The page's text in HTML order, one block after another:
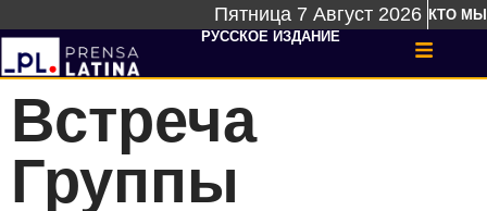
Пятница 7 Август 2026 КТО МЫ
РУССКОЕ ИЗДАНИЕ
Встреча
Группы